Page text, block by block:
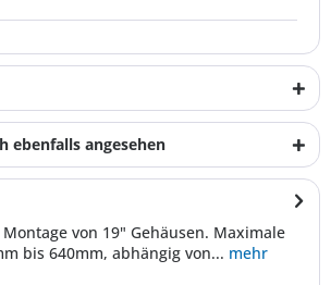
ebenfalls angesehen
von 19" Gehäusen. Maximale
bis 640mm, abhängig von... mehr